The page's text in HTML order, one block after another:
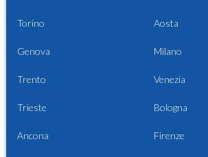
Torino Aosta
Genova Milano
Trento Venezia
Trieste Bologna
Ancona Firenze